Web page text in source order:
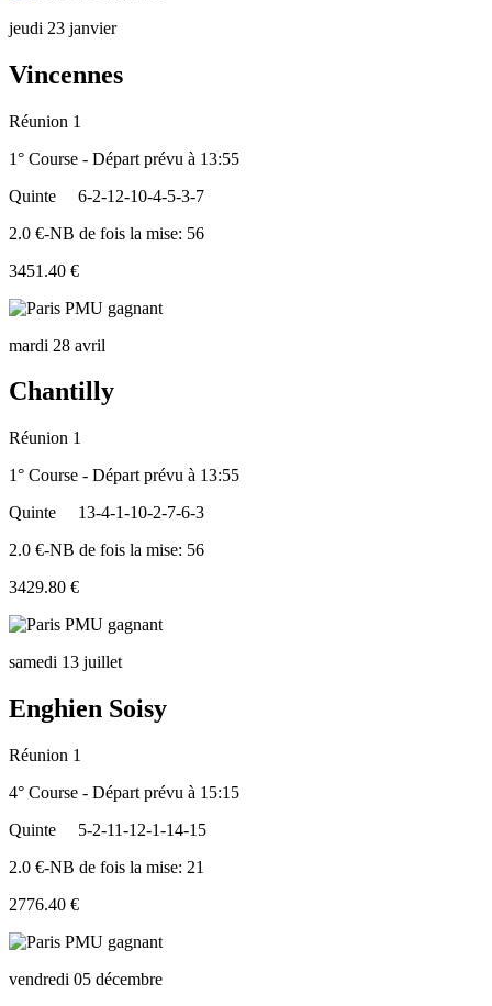
jeudi 23 janvier
Vincennes
Réunion 1
1° Course - Départ prévu à 13:55
Quinte
6-2-12-10-4-5-3-7
2.0 €-NB de fois la mise: 56
3451.40 €
mardi 28 avril
Chantilly
Réunion 1
1° Course - Départ prévu à 13:55
Quinte
13-4-1-10-2-7-6-3
2.0 €-NB de fois la mise: 56
3429.80 €
samedi 13 juillet
Enghien Soisy
Réunion 1
4° Course - Départ prévu à 15:15
Quinte
5-2-11-12-1-14-15
2.0 €-NB de fois la mise: 21
2776.40 €
vendredi 05 décembre